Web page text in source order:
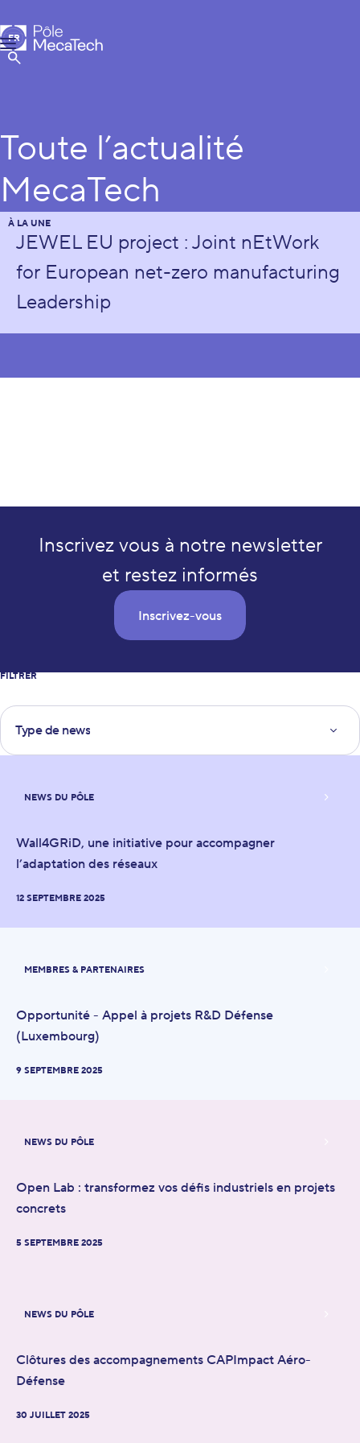
Pôle MecaTech
Menu
Afficher la Recherche
FR
EN
Toute l’actualité
MecaTech
À LA UNE
JEWEL EU project : Joint nEtWork
for European net-zero manufacturing
Leadership
Inscrivez vous à notre newsletter
et restez informés
Inscrivez-vous
FILTRER
Type de news
Type de news
Wall4GRiD, une initiative pour accompagner
l’adaptation des réseaux
12 SEPTEMBRE 2025
NEWS DU PÔLE
Opportunité - Appel à projets R&D Défense
(Luxembourg)
9 SEPTEMBRE 2025
MEMBRES & PARTENAIRES
Open Lab : transformez vos défis industriels en projets
concrets
5 SEPTEMBRE 2025
NEWS DU PÔLE
Clôtures des accompagnements CAPImpact Aéro-
Défense
30 JUILLET 2025
NEWS DU PÔLE